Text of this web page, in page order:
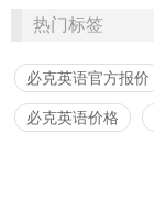
热门标签
必克英语官方报价
必克英语价格